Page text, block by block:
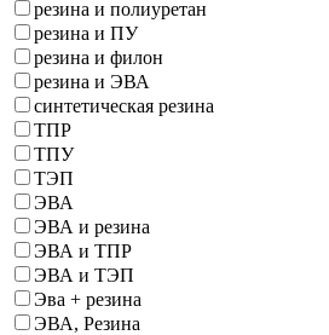
резина и полиуретан
резина и ПУ
резина и филон
резина и ЭВА
синтетическая резина
ТПР
ТПУ
ТЭП
ЭВА
ЭВА и резина
ЭВА и ТПР
ЭВА и ТЭП
Эва + резина
ЭВА, Резина